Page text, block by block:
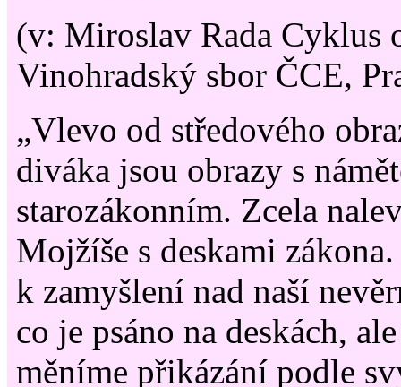
(v: Miroslav Rada Cyklus
Vinohradský sbor ČCE,
„Vlevo od středového
diváka jsou obrazy s
starozákonním. Zcela
Mojžíše s deskami
k zamyšlení nad naší
co je psáno na deskách,
měníme přikázání podle